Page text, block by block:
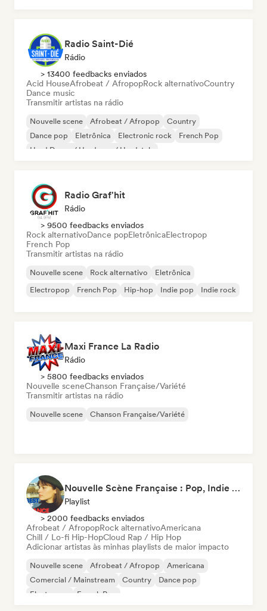
Radio Saint-Dié
Rádio
> 13400 feedbacks enviados
Acid HouseAfrobeat / AfropopRock alternativoCountry
Dance music
Transmitir artistas na rádio
Nouvelle scene Afrobeat / Afropop
Country
Dance pop
Eletrônica Electronic rock
French Pop
Hard Dance / Hardcore / Hardstyle
Radio Graf'hit
Rádio
> 9500 feedbacks enviados
Rock alternativoDance popEletrônicaElectropop
French Pop
Transmitir artistas na rádio
Nouvelle scene Rock alternativo
Eletrônica
Electropop
French Pop Hip-hop Indie pop Indie rock
Maxi France La Radio
Rádio
> 5800 feedbacks enviados
Nouvelle sceneChanson Française/Variété
Transmitir artistas na rádio
Nouvelle scene Chanson Française/Variété
Nouvelle Scène Française : Pop, Indie & Chanson Émergente
Playlist
> 2000 feedbacks enviados
Afrobeat / AfropopRock alternativoAmericana
Chill / Lo-fi Hip-HopCloud Rap / Hip Hop
Adicionar artistas às minhas playlists de maior impacto
Nouvelle scene Afrobeat / Afropop
Americana
Comercial / Mainstream
Country
Dance pop
Electropop
French Pop